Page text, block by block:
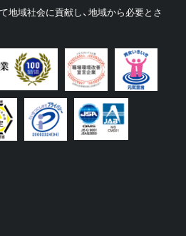
地域社会に貢献し、地域から必要とさ